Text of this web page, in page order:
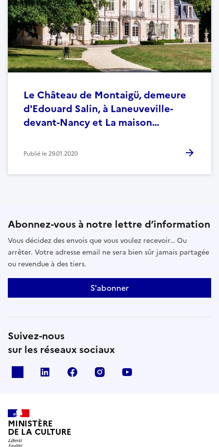
Le Château de Montaigü, demeure
d'Edouard Salin, à Laneuveville-
devant-Nancy et La maison…
Publié le29.01.2020
Abonnez-vous à notre lettre d’information
Vous décidez des envois que vous voulez recevoir… Ou
arrêter. Votre adresse email ne sera bien sûr jamais partagée
ou revendue à des tiers.
S'abonner
Suivez-nous
sur les réseaux sociaux
linkedin facebook instagram
MINISTÈRE
DE LA CULTURE